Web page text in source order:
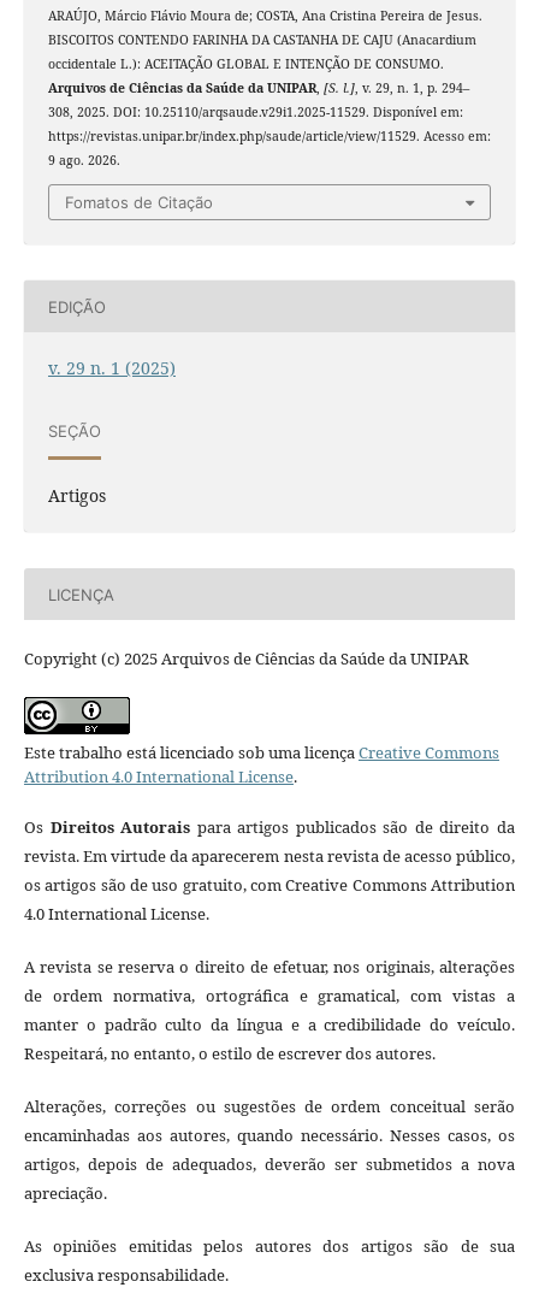
ARAÚJO, Márcio Flávio Moura de; COSTA, Ana Cristina Pereira de Jesus.
BISCOITOS CONTENDO FARINHA DA CASTANHA DE CAJU (Anacardium
occidentale L.): ACEITAÇÃO GLOBAL E INTENÇÃO DE CONSUMO.
Arquivos de Ciências da Saúde da UNIPAR, [S. l.], v. 29, n. 1, p. 294–
308, 2025. DOI: 10.25110/arqsaude.v29i1.2025-11529. Disponível em:
https://revistas.unipar.br/index.php/saude/article/view/11529. Acesso em:
9 ago. 2026.
Fomatos de Citação
EDIÇÃO
v. 29 n. 1 (2025)
SEÇÃO
Artigos
LICENÇA
Copyright (c) 2025 Arquivos de Ciências da Saúde da UNIPAR
Este trabalho está licenciado sob uma licençaCreative Commons
Attribution 4.0 International License.
Os Direitos Autorais para artigos publicados são de direito da
revista. Em virtude da aparecerem nesta revista de acesso público,
os artigos são de uso gratuito, com Creative Commons Attribution
4.0 International License.
A revista se reserva o direito de efetuar, nos originais, alterações
de ordem normativa, ortográfica e gramatical, com vistas a
manter o padrão culto da língua e a credibilidade do veículo.
Respeitará, no entanto, o estilo de escrever dos autores.
Alterações, correções ou sugestões de ordem conceitual serão
encaminhadas aos autores, quando necessário. Nesses casos, os
artigos, depois de adequados, deverão ser submetidos a nova
apreciação.
As opiniões emitidas pelos autores dos artigos são de sua
exclusiva responsabilidade.